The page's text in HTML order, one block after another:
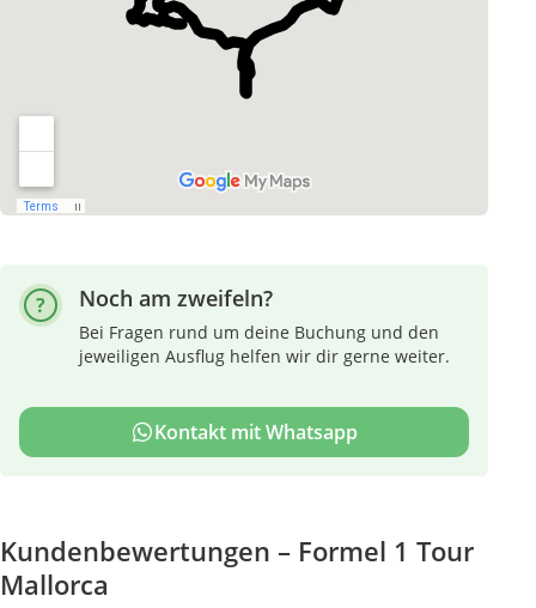
Noch am zweifeln?
Bei Fragen rund um deine Buchung und den
jeweiligen Ausflug helfen wir dir gerne weiter.
Kontakt mit Whatsapp
Kundenbewertungen – Formel 1 Tour
Mallorca